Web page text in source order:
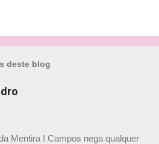
deste blog
Mentira ! Campos nega qualquer